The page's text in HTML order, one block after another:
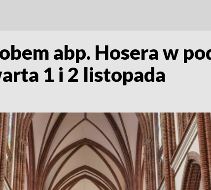
abp. Hosera w
1 i 2 listopada